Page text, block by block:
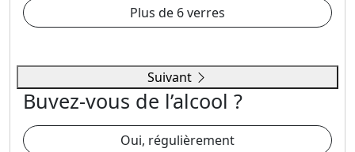
Plus de 6 verres
Suivant
Buvez-vous de l’alcool ?
Oui, régulièrement